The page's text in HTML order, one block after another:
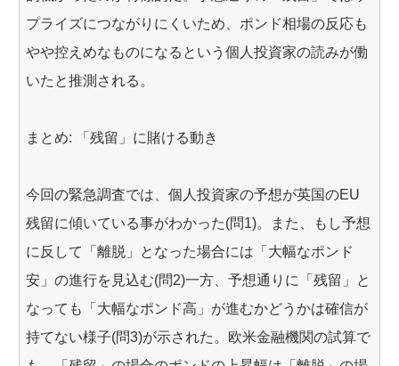
プライズにつながりにくいため、ポンド相場の反応も
やや控えめなものになるという個人投資家の読みが働
いたと推測される。
まとめ: 「残留」に賭ける動き
今回の緊急調査では、個人投資家の予想が英国のEU
残留に傾いている事がわかった(問1)。また、もし予想
に反して「離脱」となった場合には「大幅なポンド
安」の進行を見込む(問2)一方、予想通りに「残留」と
なっても「大幅なポンド高」が進むかどうかは確信が
持てない様子(問3)が示された。欧米金融機関の試算で